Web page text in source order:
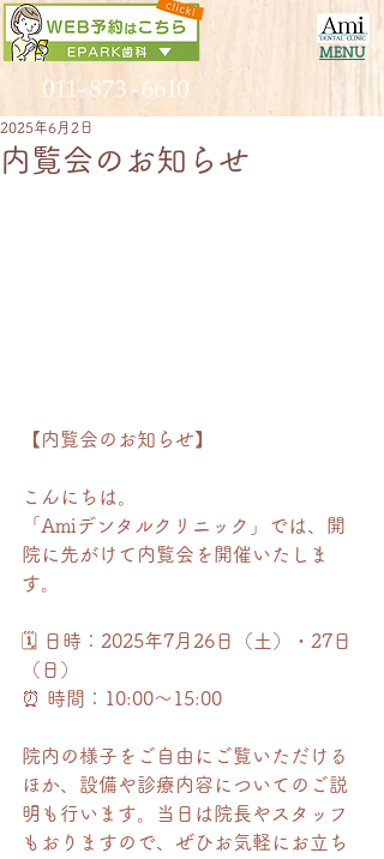
MENU
内覧会のお知らせ
2025年6月2日
【内覧会のお知らせ】
こんにちは。
「Amiデンタルクリニック」では、開
院に先がけて内覧会を開催いたしま
す。
🗓 日時：2025年7月26日（土）・27日
（日）
⏰ 時間：10:00〜15:00
院内の様子をご自由にご覧いただける
ほか、設備や診療内容についてのご説
明も行います。当日は院長やスタッフ
もおりますので、ぜひお気軽にお立ち